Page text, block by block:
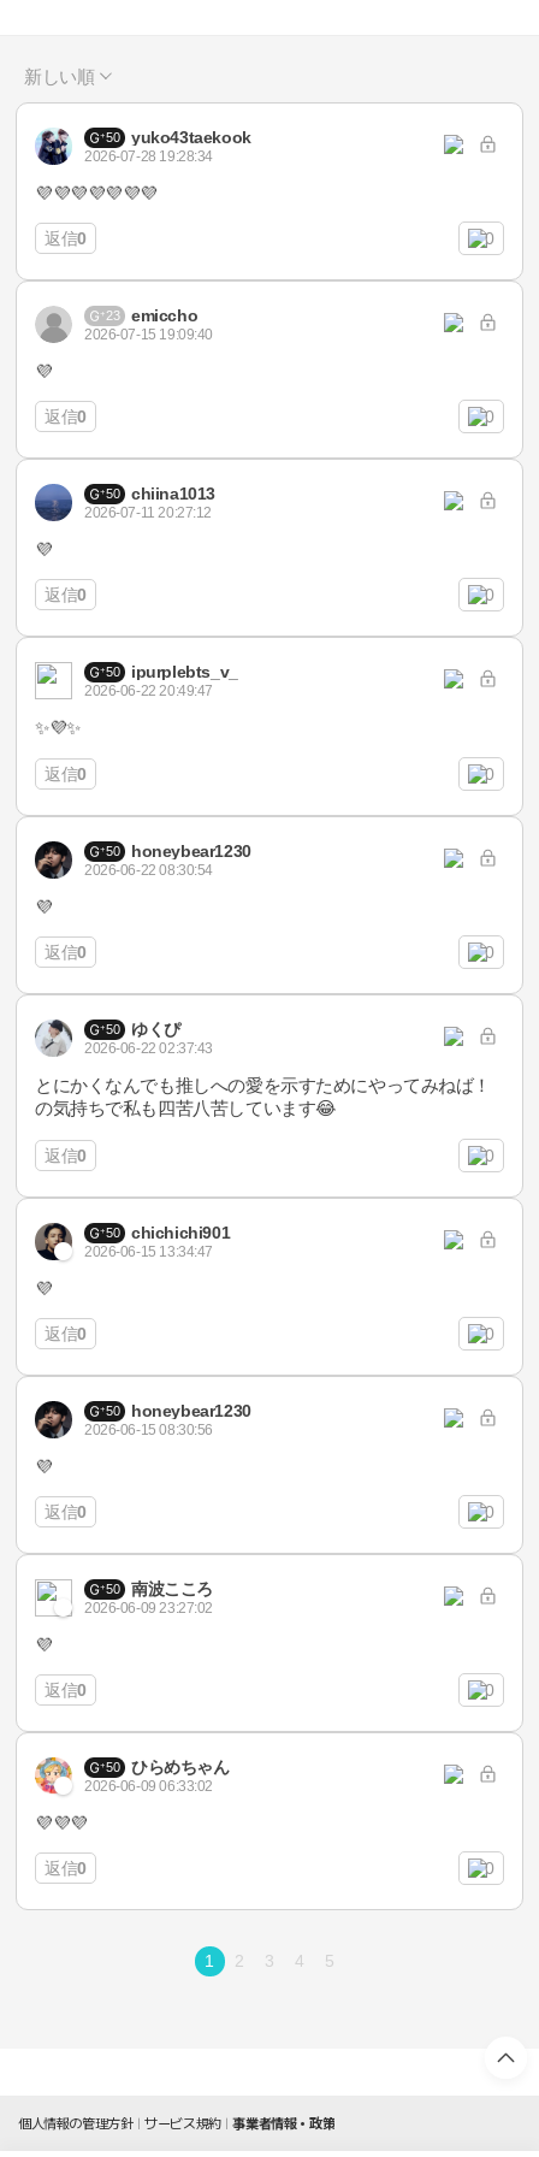
新しい順
50 yuko43taekook
2026-07-28 19:28:34
💜💜💜💜💜💜💜
返信0 0
23 emiccho
2026-07-15 19:09:40
💜
返信0 0
50 chiina1013
2026-07-11 20:27:12
💜
返信0 0
50 ipurplebts_v_
2026-06-22 20:49:47
✨💜✨
返信0 0
50 honeybear1230
2026-06-22 08:30:54
💜
返信0 0
50 ゆくぴ
2026-06-22 02:37:43
とにかくなんでも推しへの愛を示すためにやってみねば！
の気持ちで私も四苦八苦しています😂
返信0 0
50 chichichi901
2026-06-15 13:34:47
💜
返信0 0
50 honeybear1230
2026-06-15 08:30:56
💜
返信0 0
50 南波こころ
2026-06-09 23:27:02
💜
返信0 0
50 ひらめちゃん
2026-06-09 06:33:02
💜💜💜
返信0 0
1 2 3 4 5
個人情報の管理方針 サービス規約 事業者情報・政策